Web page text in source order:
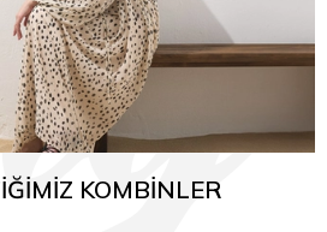
KOMBİNLER